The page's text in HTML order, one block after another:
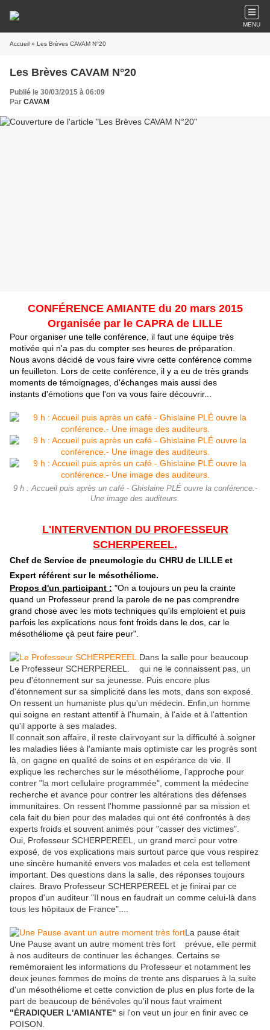
MENU
Accueil » Les Brèves CAVAM N°20
Les Brèves CAVAM N°20
Publié le 30/03/2015 à 06:09
Par CAVAM
CONFÉRENCE AMIANTE du 20 mars 2015
Organisée par le CAPRA de LILLE
Pour organiser une telle conférence, il faut une équipe très
motivée qui n'a pas du compter ses heures de préparation.
Nous avons décidé de vous faire vivre cette conférence comme
un feuilleton. Lors de cette conférence, il y a eu de très grands
moments de témoignages, d'échanges mais aussi des
instants d'émotions que l'on va vous faire découvrir...
9 h : Accueil puis après un café - Ghislaine PLÉ ouvre la conférence.-
Une image des auditeurs.
L'INTERVENTION DU PROFESSEUR
SCHERPEREEL.
Chef de Service de pneumologie du CHRU de LILLE et
Expert référent sur le mésothéliome.
Propos d'un participant : "On a toujours un peu la crainte
quand un Professeur prend la parole de ne pas comprendre
grand chose avec les mots techniques qu'ils emploient et puis
parfois les explications nous font froids dans le dos, car le
mésothéliome çà peut faire peur".
Le Professeur SCHERPEREEL.
Dans la salle pour beaucoup
qui ne le connaissent pas, un
peu d'étonnement sur sa jeunesse. Puis encore plus
d'étonnement sur sa simplicité dans les mots, dans son exposé.
On ressent un humaniste plus qu'un médecin. Enfin,un homme
qui soigne en restant attentif à l'humain, à l'aide et à l'attention
qu'il apporte à ses malades.
Il connait son affaire, il reste clairvoyant sur la difficulté à soigner
les maladies liées à l'amiante mais optimiste car les progrès sont
là, on gagne en qualité de soins et en espérance de vie. Il
explique les recherches sur le mésothéliome, l'approche pour
contrer "la mort cellulaire programmée", comment la médecine
recherche et avance pour contrer les altérations des défenses
immunitaires. On ressent l'homme passionné par sa mission et
cela fait du bien pour des malades qui ont été confrontés à des
experts froids et souvent animés pour "casser des victimes".
Oui, Professeur SCHERPEREEL, un grand merci pour votre
exposé, de vos explications mais surtout parce que vous respirez
une sincère humanité envers vos malades et cela est tellement
important. Des questions dans la salle, des réponses toujours
claires. Bravo Professeur SCHERPEREEL et je finirai par ce
propos d'un auditeur "Il nous en faudrait un comme celui-là dans
tous les hôpitaux de France"....
Une Pause avant un autre moment très fort
La pause était
prévue, elle permit
à nos auditeurs de continuer les échanges. Certains se
remémoraient les informations du Professeur et notamment les
deux jeunes femmes de moins de trente ans disparues à la suite
d'un mésothéliome et cette conviction de plus en plus forte de la
part de beaucoup de bénévoles qu'il nous faut vraiment
"ÉRADIQUER L'AMIANTE" si l'on veut un jour en finir avec ce
POISON.